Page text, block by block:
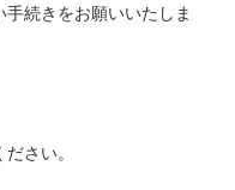
続きをお願いいたしま
さい。